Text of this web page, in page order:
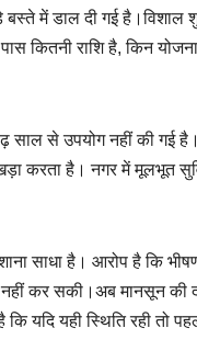
बस्ते में डाल दी गई
कितनी राशि है, किन
साल से उपयोग नहीं की गई
करता है। नगर में मूलभूत
साधा है। आरोप है कि भीषण
नहीं कर सकी।अब मानसून
यदि यही स्थिति रही तो